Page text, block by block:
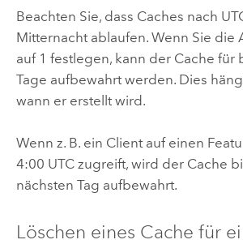
Beachten Sie, dass Caches nach
Mitternacht ablaufen. Wenn Sie die
auf 1 festlegen, kann der Cache für
Tage aufbewahrt werden. Dies
wann er erstellt wird.
Wenn z. B. ein Client auf einen
4:00 UTC zugreift, wird der Cache
nächsten Tag aufbewahrt.
Löschen eines Cache für